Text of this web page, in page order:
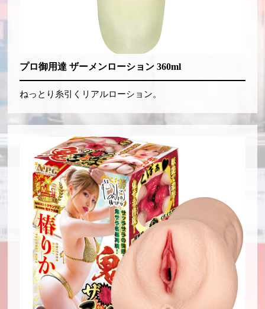
プロ御用達 ザーメンローション 360ml
ねっとり糸引くリアルローション。